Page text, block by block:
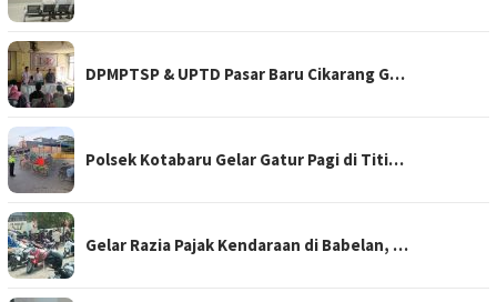
DPMPTSP & UPTD Pasar Baru Cikarang G…
Polsek Kotabaru Gelar Gatur Pagi di Titi…
Gelar Razia Pajak Kendaraan di Babelan, …